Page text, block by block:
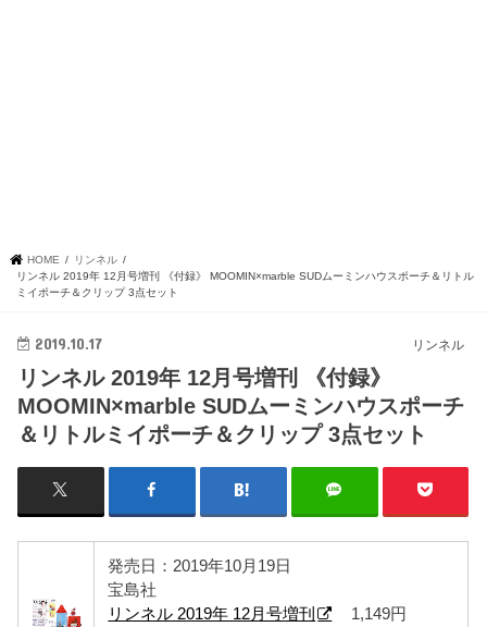
HOME
リンネル
リンネル 2019年 12月号増刊 《付録》 MOOMIN×marble SUDムーミンハウスポーチ＆リトル
ミイポーチ＆クリップ 3点セット
リンネル
2019.10.17
リンネル 2019年 12月号増刊 《付録》
MOOMIN×marble SUDムーミンハウスポーチ
＆リトルミイポーチ＆クリップ 3点セット
発売日：2019年10月19日
宝島社
リンネル 2019年 12月号増刊
1,149円